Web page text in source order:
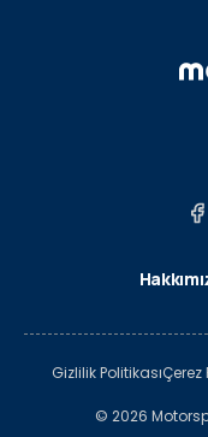
Gizlilik PolitikasıÇerez
© 2026